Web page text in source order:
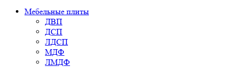
Мебельные плиты
ДВП
ДСП
ЛДСП
МДФ
ЛМДФ